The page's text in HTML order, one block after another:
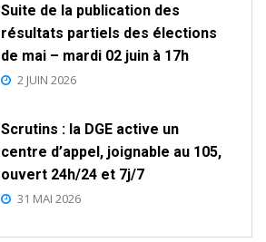
Suite de la publication des
résultats partiels des élections
de mai – mardi 02 juin à 17h
2 JUIN 2026
Scrutins : la DGE active un
centre d’appel, joignable au 105,
ouvert 24h/24 et 7j/7
31 MAI 2026